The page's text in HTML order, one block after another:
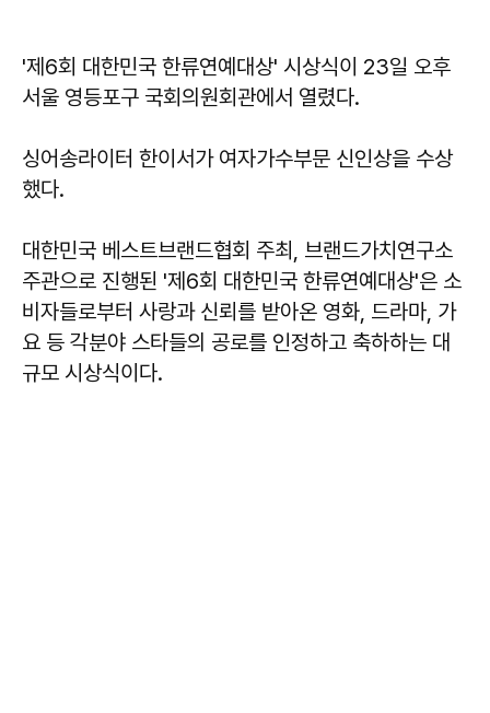
'제6회 대한민국 한류연예대상' 시상식이 23일 오후
서울 영등포구 국회의원회관에서 열렸다.
싱어송라이터 한이서가 여자가수부문 신인상을 수상
했다.
대한민국 베스트브랜드협회 주최, 브랜드가치연구소
주관으로 진행된 '제6회 대한민국 한류연예대상'은 소
비자들로부터 사랑과 신뢰를 받아온 영화, 드라마, 가
요 등 각분야 스타들의 공로를 인정하고 축하하는 대
규모 시상식이다.